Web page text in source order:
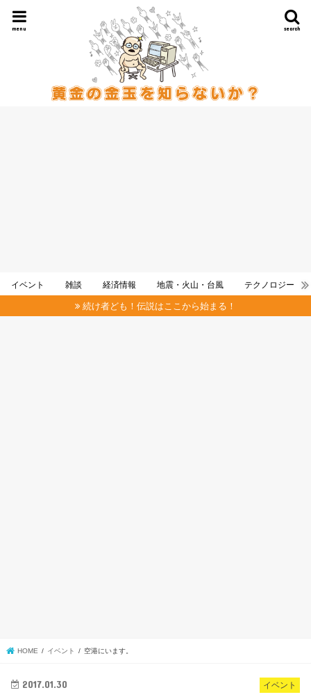
search
menu
イベント 雑談 経済情報 地震・火山・台風 テクノロジー
続け者ども！伝説はここから始まる！
HOME イベント 空港にいます。
イベント
2017.01.30